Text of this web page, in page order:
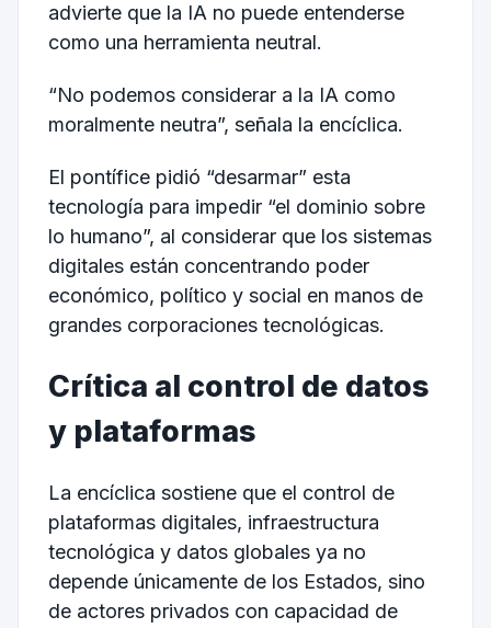
advierte que la IA no puede entenderse
como una herramienta neutral.
“No podemos considerar a la IA como
moralmente neutra”, señala la encíclica.
El pontífice pidió “desarmar” esta
tecnología para impedir “el dominio sobre
lo humano”, al considerar que los sistemas
digitales están concentrando poder
económico, político y social en manos de
grandes corporaciones tecnológicas.
Crítica al control de datos
y plataformas
La encíclica sostiene que el control de
plataformas digitales, infraestructura
tecnológica y datos globales ya no
depende únicamente de los Estados, sino
de actores privados con capacidad de